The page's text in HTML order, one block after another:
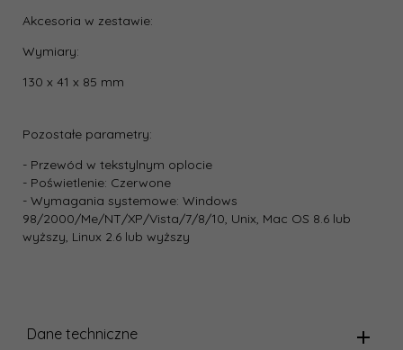
Akcesoria w zestawie:
Wymiary:
130 x 41 x 85 mm
Pozostałe parametry:
- Przewód w tekstylnym oplocie
- Poświetlenie: Czerwone
- Wymagania systemowe: Windows
98/2000/Me/NT/XP/Vista/7/8/10, Unix, Mac OS 8.6 lub
wyższy, Linux 2.6 lub wyższy
Dane techniczne